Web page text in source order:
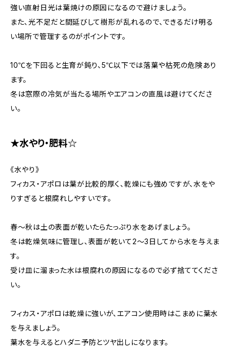
強い直射日光は葉焼けの原因になるので避けましょう。
また、光不足だと間延びして樹形が乱れるので、できるだけ明る
い場所で管理するのがポイントです。
10℃を下回ると生育が鈍り、5℃以下では落葉や枯死の危険あり
ます。
冬は窓際の冷気が当たる場所やエアコンの直風は避けてくださ
い。
★水やり・肥料☆
《水やり》
フィカス・アポロは葉が比較的厚く、乾燥にも強めですが、水をや
りすぎると根腐れしやすいです。
春〜秋は土の表面が乾いたらたっぷり水をあげましょう。
冬は乾燥気味に管理し、表面が乾いて2〜3日してから水を与えま
す。
受け皿に溜まった水は根腐れの原因になるので必ず捨ててくださ
い。
フィカス・アポロは乾燥に強いが、エアコン使用時はこまめに葉水
を与えましょう。
葉水を与えるとハダニ予防とツヤ出しになります。